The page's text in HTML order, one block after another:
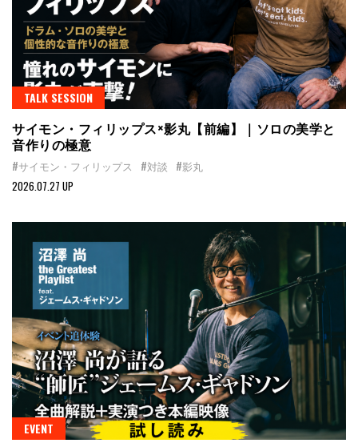
TALK SESSION
サイモン・フィリップス×影丸【前編】｜ソロの美学と
音作りの極意
#サイモン・フィリップス #対談 #影丸
2026.07.27 UP
EVENT